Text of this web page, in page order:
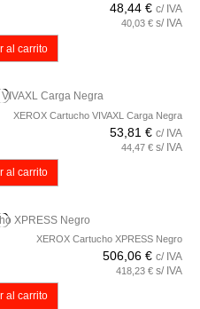
48,44 € c/ IVA
40,03 € s/ IVA
al carrito
XEROX Cartucho VIVAXL Carga Negra
53,81 € c/ IVA
44,47 € s/ IVA
al carrito
XEROX Cartucho XPRESS Negro
506,06 € c/ IVA
418,23 € s/ IVA
al carrito